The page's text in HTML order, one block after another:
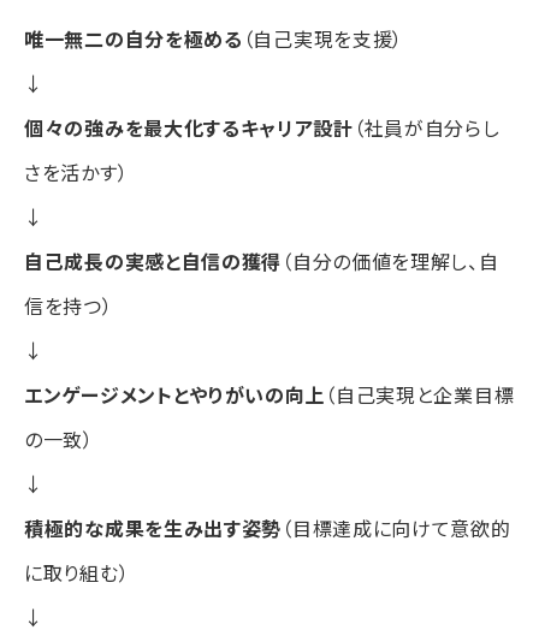
唯一無二の自分を極める （自己実現を支援）
↓
個々の強みを最大化するキャリア設計 （社員が自分らし
さを活かす）
↓
自己成長の実感と自信の獲得 （自分の価値を理解し、自
信を持つ）
↓
エンゲージメントとやりがいの向上 （自己実現と企業目標
の一致）
↓
積極的な成果を生み出す姿勢 （目標達成に向けて意欲的
に取り組む）
↓